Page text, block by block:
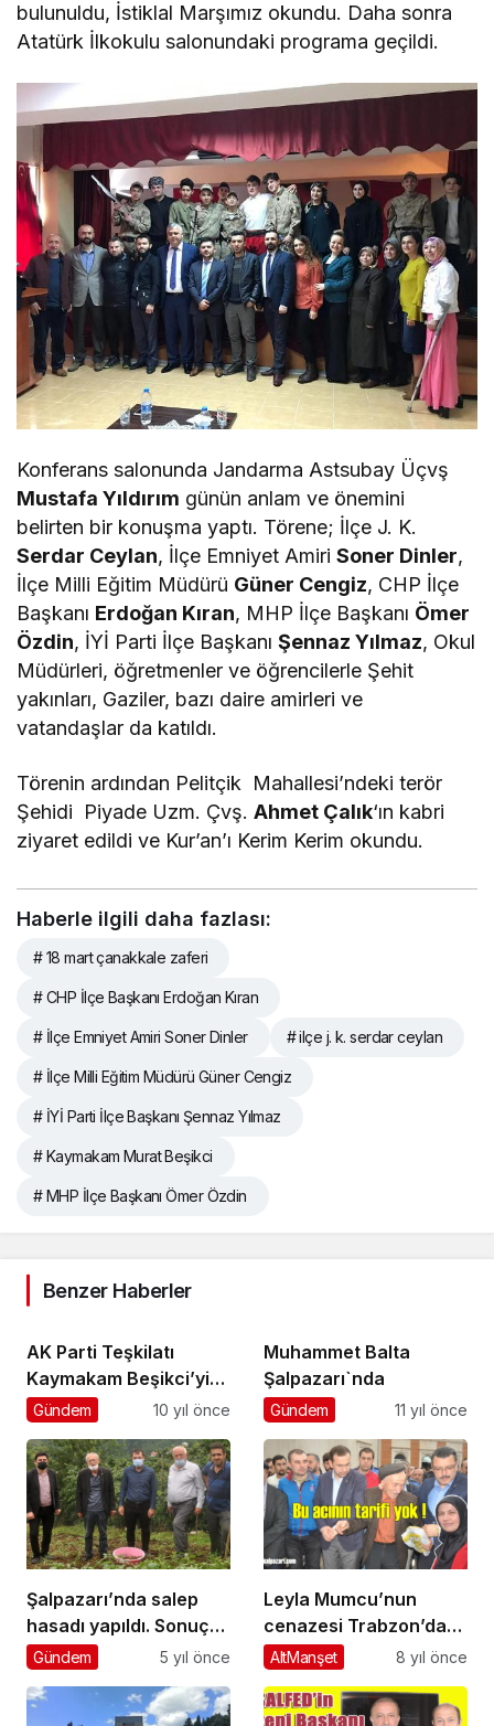
bulunuldu, İstiklal Marşımız okundu. Daha sonra
Atatürk İlkokulu salonundaki programa geçildi.
Konferans salonunda Jandarma Astsubay Üçvş
Mustafa Yıldırım günün anlam ve önemini
belirten bir konuşma yaptı. Törene; İlçe J. K.
Serdar Ceylan, İlçe Emniyet AmiriSoner Dinler,
İlçe Milli Eğitim Müdürü Güner Cengiz, CHP İlçe
Başkanı Erdoğan Kıran, MHP İlçe Başkanı Ömer
Özdin, İYİ Parti İlçe BaşkanıŞennaz Yılmaz, Okul
Müdürleri, öğretmenler ve öğrencilerle Şehit
yakınları, Gaziler, bazı daire amirleri ve
vatandaşlar da katıldı.
Törenin ardından Pelitçik Mahallesi’ndeki terör
Şehidi Piyade Uzm. Çvş.Ahmet Çalık‘ın kabri
ziyaret edildi ve Kur’an’ı Kerim Kerim okundu.
Haberle ilgili daha fazlası:
# 18 mart çanakkale zaferi
# CHP İlçe Başkanı Erdoğan Kıran
# İlçe Emniyet Amiri Soner Dinler # ilçe j. k. serdar ceylan
# İlçe Milli Eğitim Müdürü Güner Cengiz
# İYİ Parti İlçe Başkanı Şennaz Yılmaz
# Kaymakam Murat Beşikci
# MHP İlçe Başkanı Ömer Özdin
Benzer Haberler
AK Parti Teşkilatı
Kaymakam Beşikci’yi
ziyaret etti
Gündem 10 yıl önce
Muhammet Balta
Şalpazarı`nda
Gündem 11 yıl önce
Şalpazarı’nda salep
hasadı yapıldı. Sonuç
olumlu
Gündem 5 yıl önce
Leyla Mumcu’nun
cenazesi Trabzon’da
toprağa verildi
AltManşet 8 yıl önce